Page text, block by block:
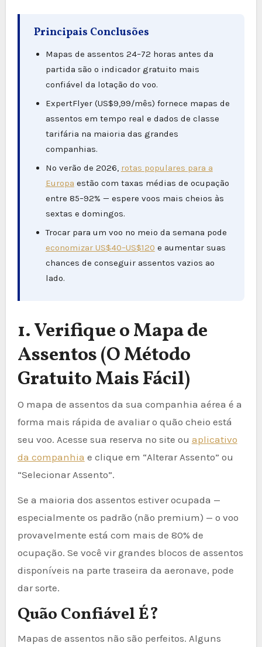
Principais Conclusões
Mapas de assentos 24–72 horas antes da
partida são o indicador gratuito mais
confiável da lotação do voo.
ExpertFlyer (US$9,99/mês) fornece mapas de
assentos em tempo real e dados de classe
tarifária na maioria das grandes
companhias.
No verão de 2026, rotas populares para a
Europa estão com taxas médias de ocupação
entre 85–92% — espere voos mais cheios às
sextas e domingos.
Trocar para um voo no meio da semana pode
economizar US$40–US$120 e aumentar suas
chances de conseguir assentos vazios ao
lado.
1. Verifique o Mapa de
Assentos (O Método
Gratuito Mais Fácil)
O mapa de assentos da sua companhia aérea é a
forma mais rápida de avaliar o quão cheio está
seu voo. Acesse sua reserva no site ou aplicativo
da companhia e clique em “Alterar Assento” ou
“Selecionar Assento”.
Se a maioria dos assentos estiver ocupada —
especialmente os padrão (não premium) — o voo
provavelmente está com mais de 80% de
ocupação. Se você vir grandes blocos de assentos
disponíveis na parte traseira da aeronave, pode
dar sorte.
Quão Confiável É?
Mapas de assentos não são perfeitos. Alguns